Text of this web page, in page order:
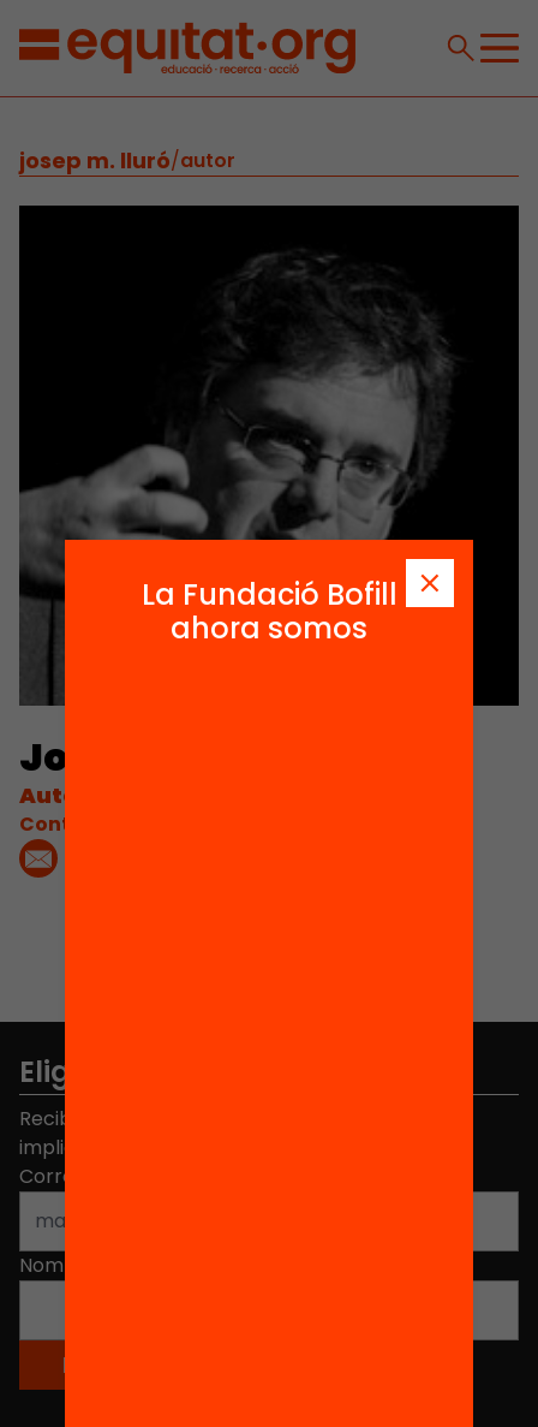
josep m. lluró/autor
Josep M. Lluró
Autor
Contacta'm:
Elige equidad
Recibe contenidos, iniciativas y proyectos para
implicarte.
Correo electrónico
Nombre
La Fundació Bofill
ahora somos